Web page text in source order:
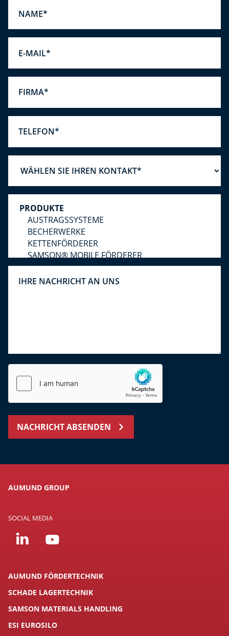
NACHRICHT ABSENDEN
AUMUND GROUP
SOCIAL MEDIA
AUMUND FÖRDERTECHNIK
SCHADE LAGERTECHNIK
SAMSON MATERIALS HANDLING
ESI EUROSILO